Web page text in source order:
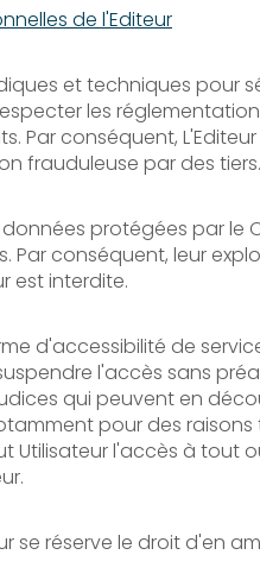
de l'Editeur
et techniques pour
les
Par conséquent,
frauduleuse par des tiers.
protégées par
conséquent, leur
est interdite.
d'accessibilité de
l'accès sans
qui peuvent en
pour des
l'accès à tout
se réserve le droit d'en